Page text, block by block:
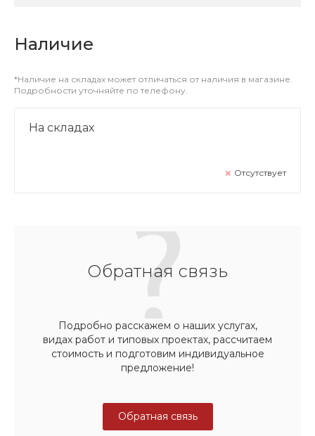
Наличие
*Наличие на складах может отличаться от наличия в магазине.
Подробности уточняйте по телефону.
На складах
Отсутствует
Обратная связь
Подробно расскажем о наших услугах,
видах работ и типовых проектах, рассчитаем
стоимость и подготовим индивидуальное
предложение!
Обратная связь